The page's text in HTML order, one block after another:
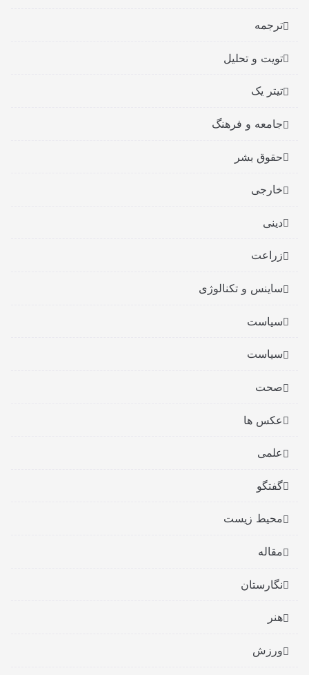
ترجمه
تویت و تحلیل
تیتر یک
جامعه و فرهنگ
حقوق بشر
خارجی
دینی
زراعت
ساینس و تکنالوژی
سیاست
سیاست
صحت
عکس ها
علمی
گفتگو
محیط زیست
مقاله
نگارستان
هنر
ورزش